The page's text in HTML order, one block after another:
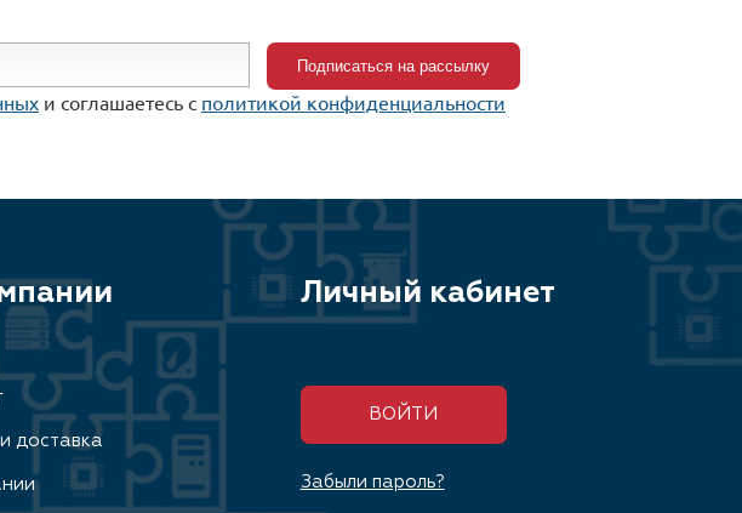
и соглашаетесь c политикой конфиденциальности
доставка
Личный кабинет
ВОЙТИ
Забыли пароль?